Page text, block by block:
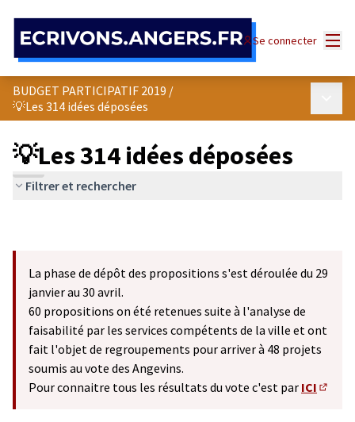
Se connecter
BUDGET PARTICIPATIF 2019 /
💡Les 314 idées déposées
💡Les 314 idées déposées
Filtrer et rechercher
La phase de dépôt des propositions s'est déroulée du 29
janvier au 30 avril.
60 propositions on été retenues suite à l'analyse de
faisabilité par les services compétents de la ville et ont
fait l'objet de regroupements pour arriver à 48 projets
soumis au vote des Angevins.
Pour connaitre tous les résultats du vote c'est par ICI